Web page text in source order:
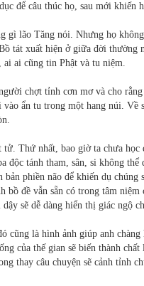
để câu thúc họ, sau mới khiến
gì lão Tăng nói. Nhưng họ
tát xuất hiện ở giữa đời thường
ai cũng tin Phật và tu niệm.
chợt tỉnh cơn mơ và cho
ẩn tu trong một hang núi. Về
Thứ nhất, bao giờ ta chưa học
tánh tham, sân, si không
phiền não để khiến dụ chúng
đề vẫn sẵn có trong tâm niệm
sẽ dễ dàng hiển thị giác ngộ
cũng là hình ảnh giúp anh
của thế gian sẽ biến thành
thay câu chuyện sẽ cảnh tỉnh